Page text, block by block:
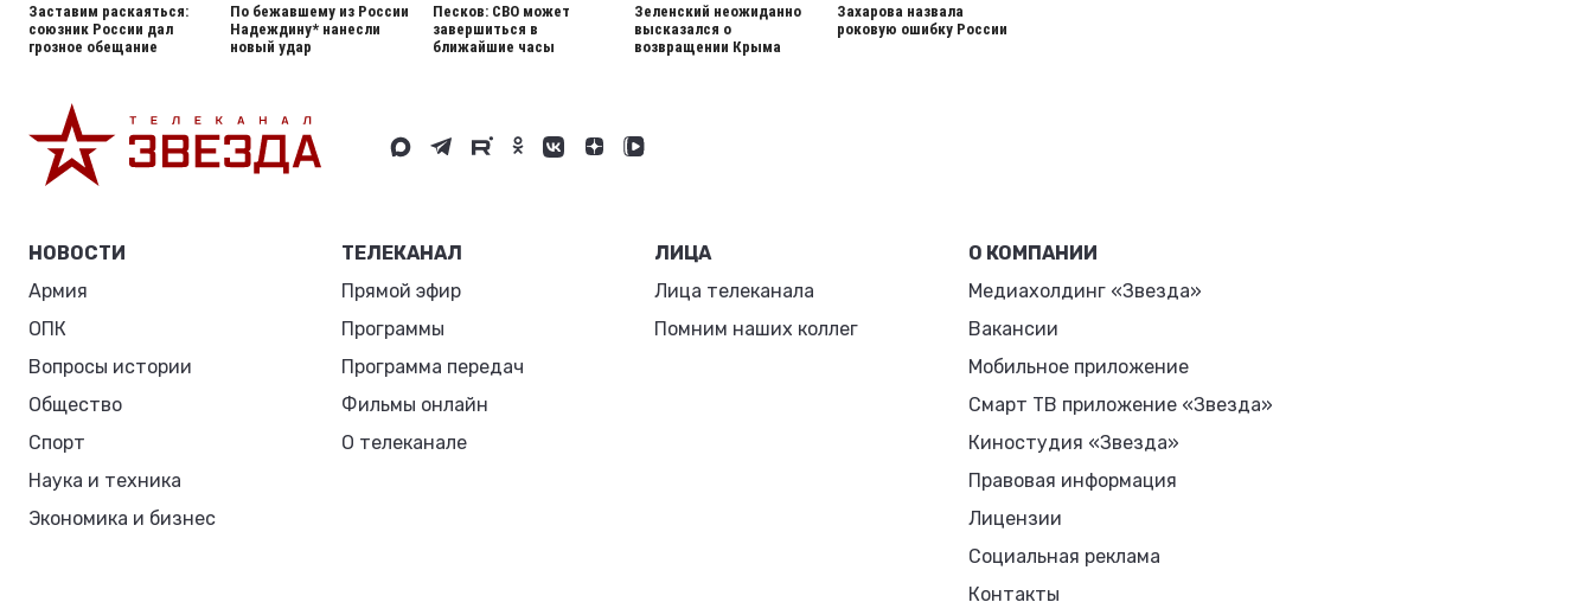
Заставим раскаяться:
союзник России дал
грозное обещание
По бежавшему из России
Надеждину* нанесли
новый удар
Песков: СВО может
завершиться в
ближайшие часы
Зеленский неожиданно
высказался о
возвращении Крыма
Захарова назвала
роковую ошибку России
НОВОСТИ
Армия
ОПК
Вопросы истории
Общество
Спорт
Наука и техника
Экономика и бизнес
ТЕЛЕКАНАЛ
Прямой эфир
Программы
Программа передач
Фильмы онлайн
О телеканале
ЛИЦА
Лица телеканала
Помним наших коллег
О КОМПАНИИ
Медиахолдинг «Звезда»
Вакансии
Мобильное приложение
Смарт ТВ приложение «Звезда»
Киностудия «Звезда»
Правовая информация
Лицензии
Социальная реклама
Контакты